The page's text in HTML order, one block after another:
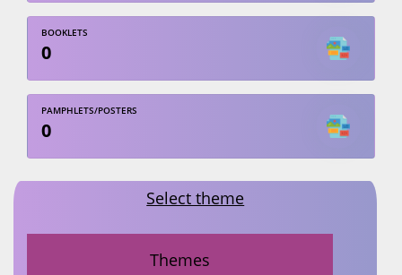
BOOKLETS
0
PAMPHLETS/POSTERS
0
Select theme
Themes